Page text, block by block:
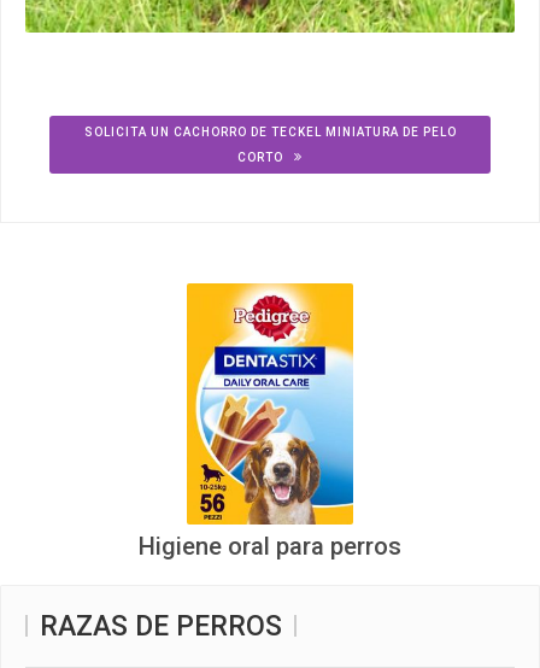
SOLICITA UN CACHORRO DE TECKEL MINIATURA DE PELO
CORTO
Higiene oral para perros
RAZAS DE PERROS